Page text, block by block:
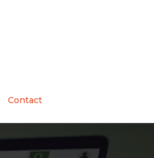
Contact